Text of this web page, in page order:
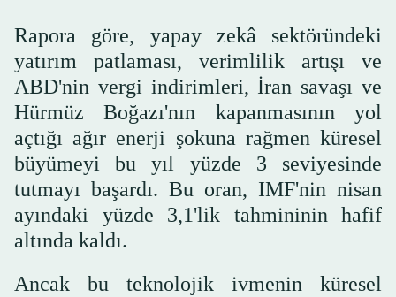
Rapora göre, yapay zekâ sektöründeki
yatırım patlaması, verimlilik artışı ve
ABD'nin vergi indirimleri, İran savaşı ve
Hürmüz Boğazı'nın kapanmasının yol
açtığı ağır enerji şokuna rağmen küresel
büyümeyi bu yıl yüzde 3 seviyesinde
tutmayı başardı. Bu oran, IMF'nin nisan
ayındaki yüzde 3,1'lik tahmininin hafif
altında kaldı.
Ancak bu teknolojik ivmenin küresel